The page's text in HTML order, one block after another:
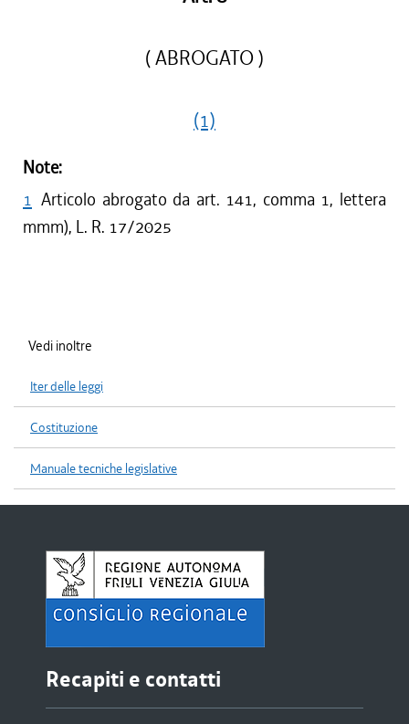
( ABROGATO )
(1)
Note:
1 Articolo abrogato da art. 141, comma 1, lettera
mmm), L. R. 17/2025
Vedi inoltre
Iter delle leggi
Costituzione
Manuale tecniche legislative
Recapiti e contatti